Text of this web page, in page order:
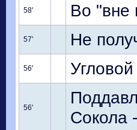
58' Во "вне
57' Не
56'
56'
Сокола